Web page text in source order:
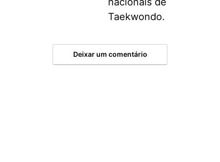
Taekwondo.
Deixar um comentário